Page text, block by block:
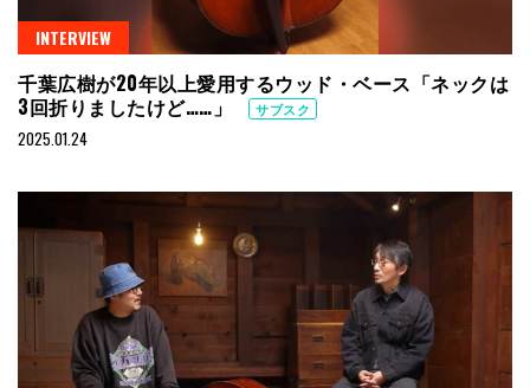
INTERVIEW
千葉広樹が20年以上愛用するウッド・ベース「ネックは
3回折りましたけど……」
サブスク
2025.01.24